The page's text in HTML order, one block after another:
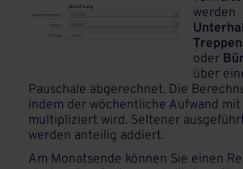
werden
oder
über
Pauschale abgerechnet. Die
indem der wöchentliche Aufwand
multipliziert wird. Seltener
werden anteilig addiert.
Am Monatsende können Sie einen